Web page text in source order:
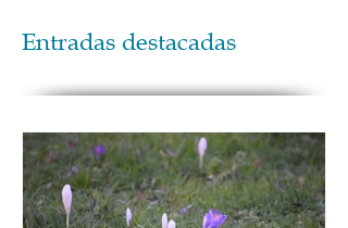
Entradas destacadas